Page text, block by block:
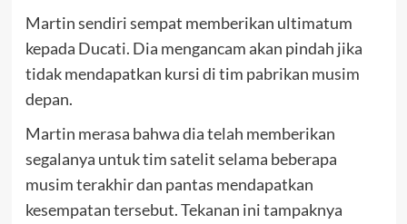
Martin sendiri sempat memberikan ultimatum
kepada Ducati. Dia mengancam akan pindah jika
tidak mendapatkan kursi di tim pabrikan musim
depan.
Martin merasa bahwa dia telah memberikan
segalanya untuk tim satelit selama beberapa
musim terakhir dan pantas mendapatkan
kesempatan tersebut. Tekanan ini tampaknya